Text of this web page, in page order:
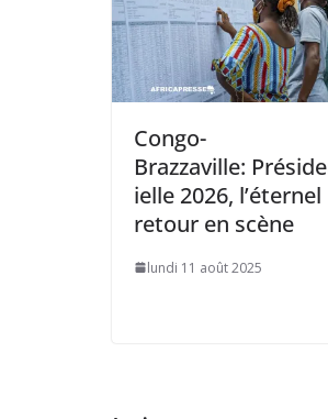
Congo-
Brazzaville:
ielle 2026, l’éternel
retour en scène
lundi 11 août 2025